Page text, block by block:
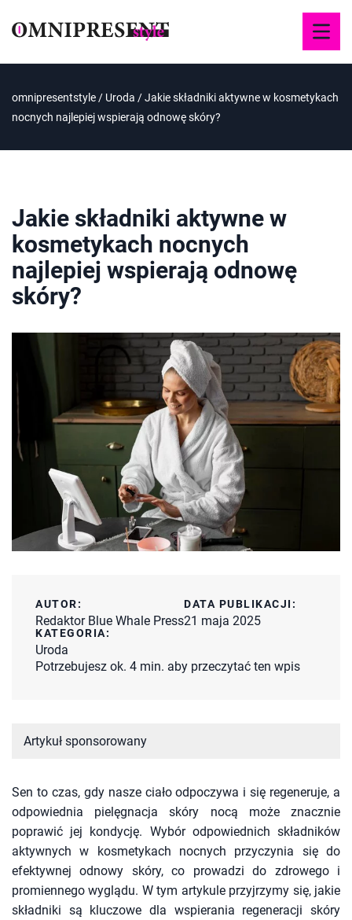
omnipresentstyle / Uroda /Jakie składniki aktywne w kosmetykach
nocnych najlepiej wspierają odnowę skóry?
Jakie składniki aktywne w
kosmetykach nocnych
najlepiej wspierają odnowę
skóry?
AUTOR:
Redaktor Blue Whale Press
DATA PUBLIKACJI:
21 maja 2025
KATEGORIA:
Uroda
Potrzebujesz ok. 4 min. aby przeczytać ten wpis
Artykuł sponsorowany
Sen to czas, gdy nasze ciało odpoczywa i się regeneruje, a
odpowiednia pielęgnacja skóry nocą może znacznie
poprawić jej kondycję. Wybór odpowiednich składników
aktywnych w kosmetykach nocnych przyczynia się do
efektywnej odnowy skóry, co prowadzi do zdrowego i
promiennego wyglądu. W tym artykule przyjrzymy się, jakie
składniki są kluczowe dla wspierania regeneracji skóry